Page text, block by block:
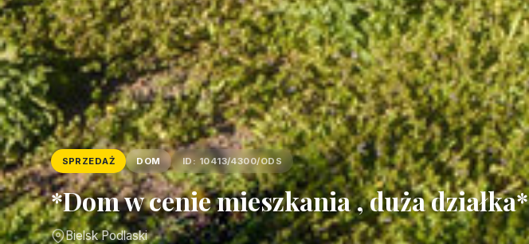
SPRZEDAŻ DOM ID: 10413/4300/ODS
*Dom w cenie mieszkania , duża działka*
Bielsk Podlaski